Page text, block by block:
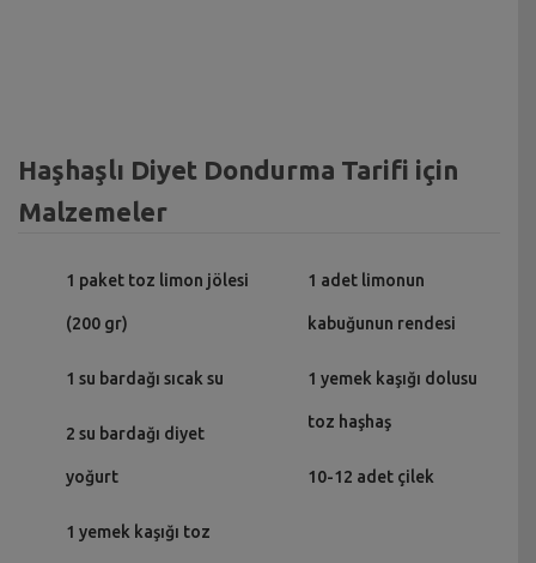
Haşhaşlı Diyet Dondurma Tarifi için
Malzemeler
1 paket toz limon jölesi
(200 gr)
1 su bardağı sıcak su
2 su bardağı diyet
yoğurt
1 yemek kaşığı toz
1 adet limonun
kabuğunun rendesi
1 yemek kaşığı dolusu
toz haşhaş
10-12 adet çilek